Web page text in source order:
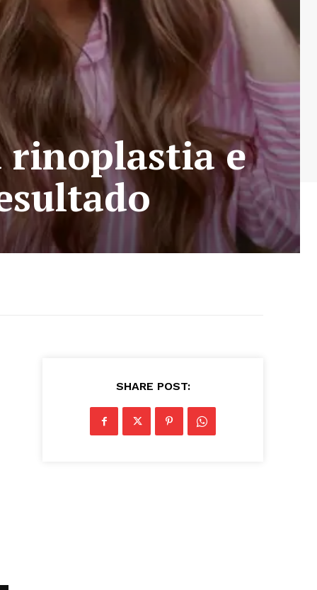
rinoplastia e
SHARE POST: